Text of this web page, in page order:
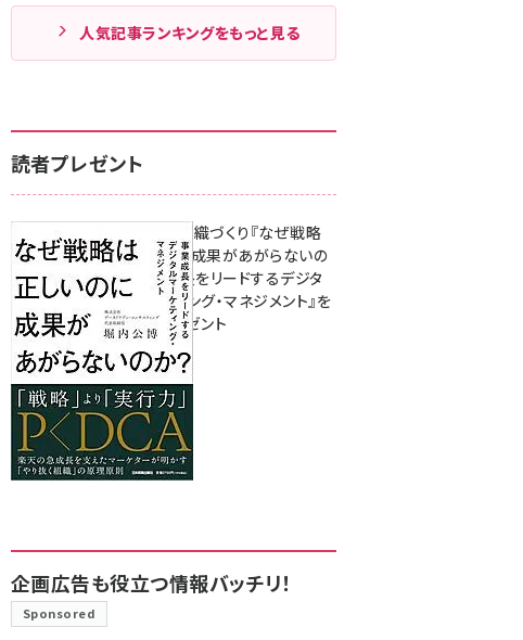
人気記事ランキングをもっと見る
読者プレゼント
成果を生む組織づくり『なぜ戦略
は正しいのに成果があがらないの
か？ 事業成長をリードするデジタ
ルマーケティング・マネジメント』を
3名様にプレゼント
8月7日 10:00
企画広告も役立つ情報バッチリ！
Sponsored